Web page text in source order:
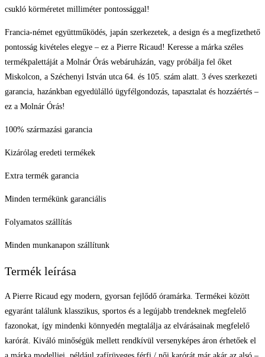
csukló körméretet milliméter pontossággal!
Francia-német együttműködés, japán szerkezetek, a design és a megfizethető
pontosság kivételes elegye – ez a Pierre Ricaud! Keresse a márka széles
termékpalettáját a Molnár Órás webáruházán, vagy próbálja fel őket
Miskolcon, a Széchenyi István utca 64. és 105. szám alatt. 3 éves szerkezeti
garancia, hazánkban egyedülálló ügyfélgondozás, tapasztalat és hozzáértés –
ez a Molnár Órás!
100% származási garancia
Kizárólag eredeti termékek
Extra termék garancia
Minden termékünk garanciális
Folyamatos szállítás
Minden munkanapon szállítunk
Termék leírása
A Pierre Ricaud egy modern, gyorsan fejlődő óramárka. Termékei között
egyaránt találunk klasszikus, sportos és a legújabb trendeknek megfelelő
fazonokat, így mindenki könnyedén megtalálja az elvárásainak megfelelő
karórát. Kiváló minőségük mellett rendkívül versenyképes áron érhetőek el